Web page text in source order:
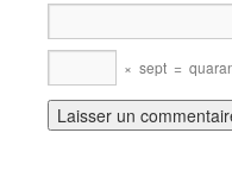
× sept =